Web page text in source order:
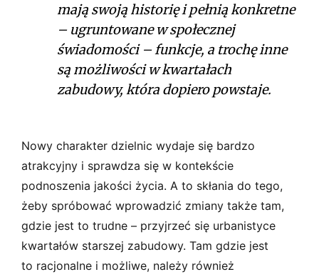
mają swoją historię i pełnią konkretne
– ugruntowane w społecznej
świadomości – funkcje, a trochę inne
są możliwości w kwartałach
zabudowy, która dopiero powstaje.
Nowy charakter dzielnic wydaje się bardzo
atrakcyjny i sprawdza się w kontekście
podnoszenia jakości życia. A to skłania do tego,
żeby spróbować wprowadzić zmiany także tam,
gdzie jest to trudne – przyjrzeć się urbanistyce
kwartałów starszej zabudowy. Tam gdzie jest
to racjonalne i możliwe, należy również